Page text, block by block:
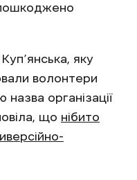
яку
волонтери
організації
що нібито